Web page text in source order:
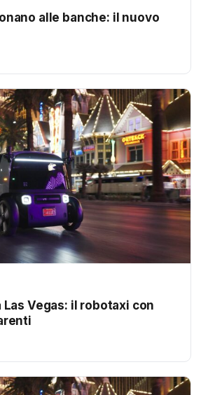
alle banche: il nuovo
Las Vegas: il robotaxi con